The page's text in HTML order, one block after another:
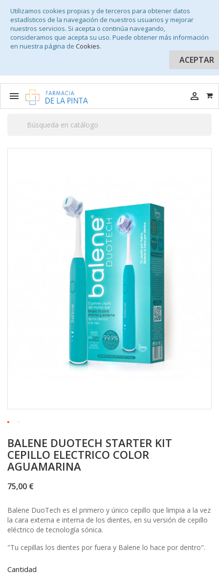
Utilizamos cookies propias y de terceros para obtener datos
estadísticos de la navegación de nuestros usuarios y mejorar
nuestros servicios. Si acepta o continúa navegando,
consideramos que acepta su uso. Puede obtener más información
en nuestra página de Cookies.
ACEPTAR
 
BALENE DUOTECH STARTER KIT
CEPILLO ELECTRICO COLOR
AGUAMARINA
75,00 €
Balene DuoTech es el primero y único cepillo que limpia a la vez
la cara externa e interna de los dientes, en su versión de cepillo
eléctrico de tecnología sónica.
"Tu cepillas los dientes por fuera y Balene lo hace por dentro".
Cantidad